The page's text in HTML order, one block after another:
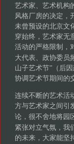
艺术家、艺术机构
风格厂房的决定，
未曾预设的北京文
穿始终，艺术家无
活动的严格限制，
大代表、政协委员
山子艺术节”（后
协调艺术节期间的
连续不断的艺术活
方与艺术家之间引
论，很不舍地将园
紧张对立气氛，我
的未来，大家能坚